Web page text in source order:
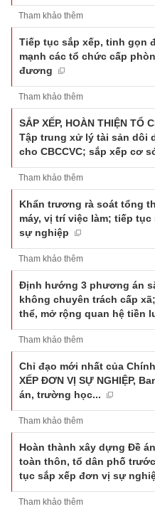
Tham khảo thêm
Tiếp tục sắp xếp, tinh gọn
mạnh các tổ chức cấp
đương
Tham khảo thêm
SẮP XẾP, HOÀN THIỆN TỔ
Tập trung xử lý tài sản dôi
cho CBCCVC; sắp xếp cơ
Tham khảo thêm
Khẩn trương rà soát tổng
máy, vị trí việc làm; tiếp
sự nghiệp
Tham khảo thêm
Định hướng 3 phương án
không chuyên trách cấp
thể, mở rộng quan hệ tiền
Tham khảo thêm
Chỉ đạo mới nhất của
XẾP ĐƠN VỊ SỰ NGHIỆP,
án, trường học...
Tham khảo thêm
Hoàn thành xây dựng Đề
toàn thôn, tổ dân phố
tục sắp xếp đơn vị sự
Tham khảo thêm